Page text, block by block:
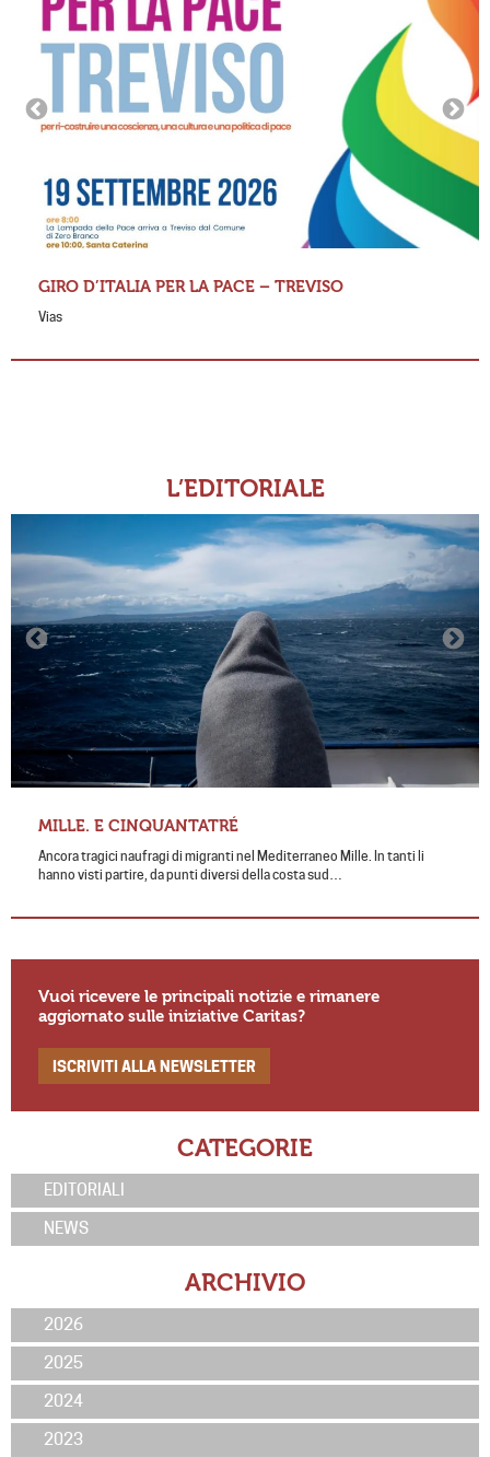
GIRO D’ITALIA PER LA PACE – TREVISO
Vias
L’EDITORIALE
MILLE. E CINQUANTATRÉ
Ancora tragici naufragi di migranti nel Mediterraneo Mille. In tanti li
hanno visti partire, da punti diversi della costa sud…
Vuoi ricevere le principali notizie e rimanere
aggiornato sulle iniziative Caritas?
ISCRIVITI ALLA NEWSLETTER
CATEGORIE
EDITORIALI
NEWS
ARCHIVIO
2026
2025
2024
2023